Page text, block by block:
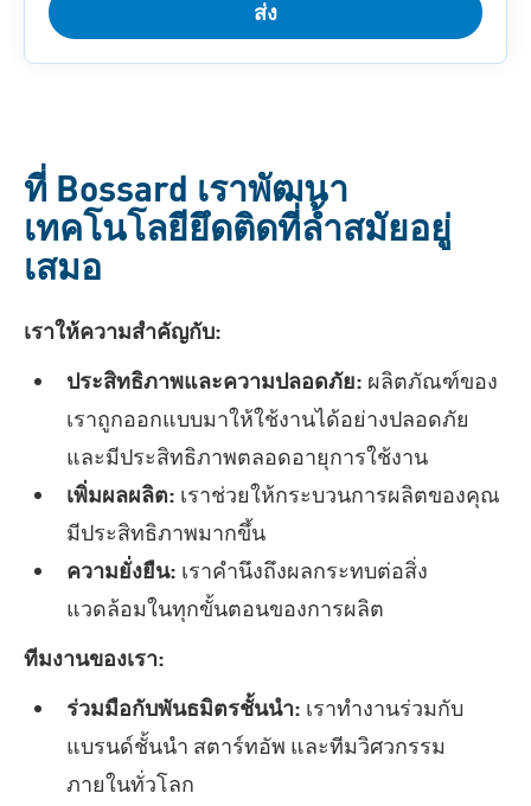
ส่ง
ที่ Bossard เราพัฒนา
เทคโนโลยียึดติดที่ล้ำสมัยอยู่
เสมอ
เราให้ความสำคัญกับ:
ประสิทธิภาพและความปลอดภัย: ผลิตภัณฑ์ของ
เราถูกออกแบบมาให้ใช้งานได้อย่างปลอดภัย
และมีประสิทธิภาพตลอดอายุการใช้งาน
เพิ่มผลผลิต: เราช่วยให้กระบวนการผลิตของคุณ
มีประสิทธิภาพมากขึ้น
ความยั่งยืน: เราคำนึงถึงผลกระทบต่อสิ่ง
แวดล้อมในทุกขั้นตอนของการผลิต
ทีมงานของเรา:
ร่วมมือกับพันธมิตรชั้นนำ: เราทำงานร่วมกับ
แบรนด์ชั้นนำ สตาร์ทอัพ และทีมวิศวกรรม
ภายในทั่วโลก